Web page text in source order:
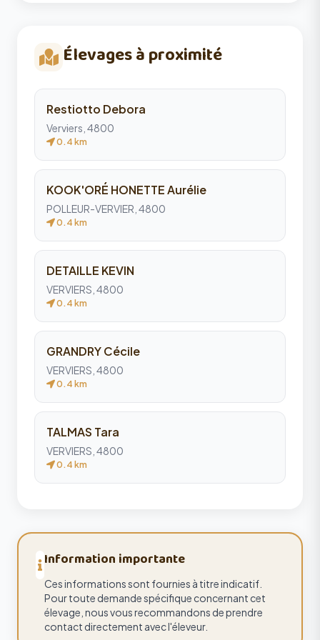
Élevages à proximité
Restiotto Debora
Verviers, 4800
0.4 km
KOOK'ORÉ HONETTE Aurélie
POLLEUR-VERVIER, 4800
0.4 km
DETAILLE KEVIN
VERVIERS, 4800
0.4 km
GRANDRY Cécile
VERVIERS, 4800
0.4 km
TALMAS Tara
VERVIERS, 4800
0.4 km
Information importante
Ces informations sont fournies à titre indicatif.
Pour toute demande spécifique concernant cet
élevage, nous vous recommandons de prendre
contact directement avec l'éleveur.